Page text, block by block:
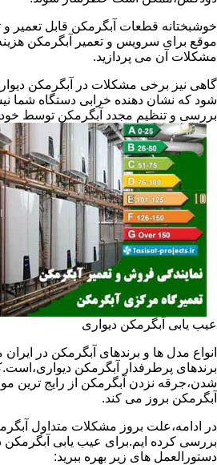
خوشبختانه قطعات آبگرمکن قابل تعمیر و
موقع برای سرویس و تعمیر آبگرمکن
مشکلات آن می پردازید.
گاهی نیز برخی مشکلات در آبگرمکن
شود که نشان دهنده خرابی دستگاه شما
بررسی و تنظیم مجدد آبگرمکن توسط
عیب یابی آبگرمکن دیواری
انواع مدل ها و برندهای آبگرمکن در
برندهای پرطرفدار آبگرمکن
شدن،جرقه نزدن آبگرمکن از رایج ترین
آبگرمکن بروز می کند.
در ادامه،علت بروز مشکلات متداول
بررسی کرده ایم.برای عیب یابی آبگرمکن
دستورالعمل های زیر بهره ببرید: